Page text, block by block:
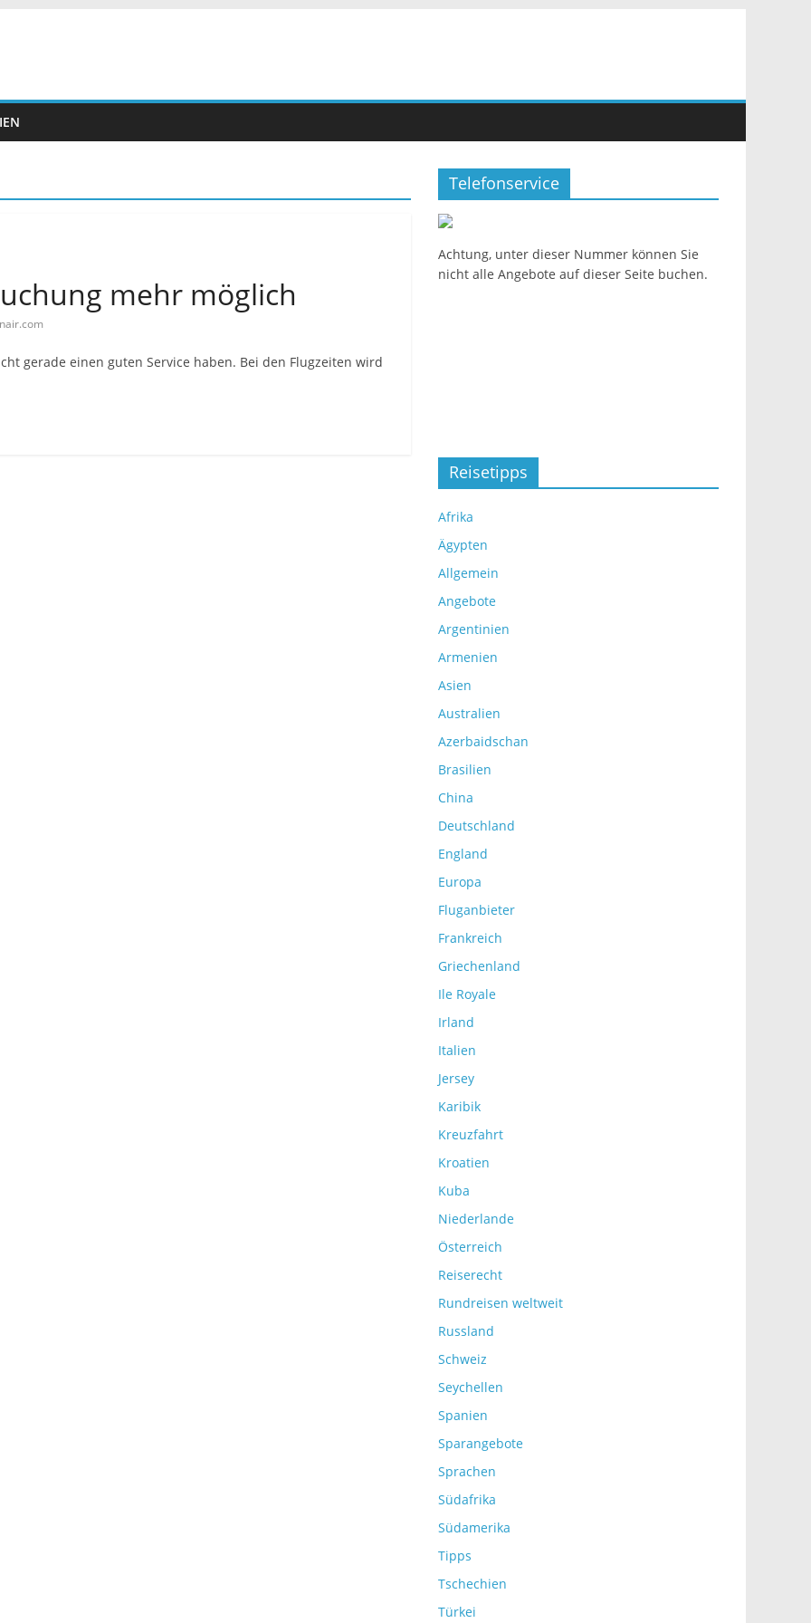
mehr möglich
gerade einen guten Service haben. Bei den Flugzeiten wird
Telefonservice
Achtung, unter dieser Nummer können Sie
nicht alle Angebote auf dieser Seite buchen.
Reisetipps
Afrika
Ägypten
Allgemein
Angebote
Argentinien
Armenien
Asien
Australien
Azerbaidschan
Brasilien
China
Deutschland
England
Europa
Fluganbieter
Frankreich
Griechenland
Ile Royale
Irland
Italien
Jersey
Karibik
Kreuzfahrt
Kroatien
Kuba
Niederlande
Österreich
Reiserecht
Rundreisen weltweit
Russland
Schweiz
Seychellen
Spanien
Sparangebote
Sprachen
Südafrika
Südamerika
Tipps
Tschechien
Türkei